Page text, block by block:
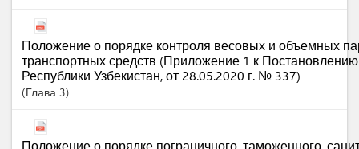
Положение о порядке контроля весовых и объемных
транспортных средств (Приложение 1 к
Республики Узбекистан, от 28.05.2020 г. № 337)
Глава 3
Положение о порядке пограничного, таможенного,